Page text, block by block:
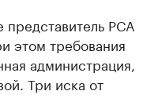
представитель РСА
этом требования
администрация,
Три иска от